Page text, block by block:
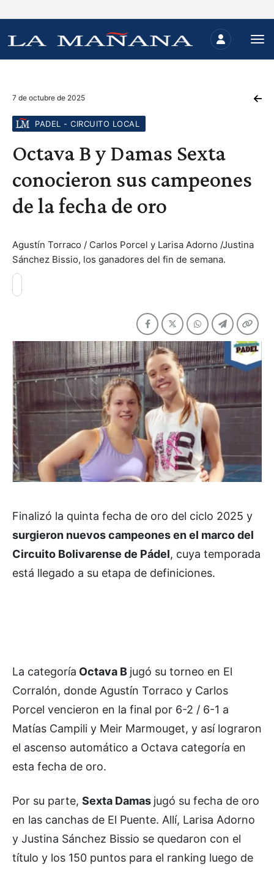
7 de octubre de 2025
PADEL - CIRCUITO LOCAL
Octava B y Damas Sexta
conocieron sus campeones
de la fecha de oro
Agustín Torraco / Carlos Porcel y Larisa Adorno /Justina
Sánchez Bissio, los ganadores del fin de semana.
Finalizó la quinta fecha de oro del ciclo 2025 y
surgieron nuevos campeones en el marco del
Circuito Bolivarense de Pádel, cuya temporada
está llegado a su etapa de definiciones.
La categoría Octava B jugó su torneo en El
Corralón, donde Agustín Torraco y Carlos
Porcel vencieron en la final por 6-2 / 6-1 a
Matías Campili y Meir Marmouget, y así lograron
el ascenso automático a Octava categoría en
esta fecha de oro.
Por su parte, Sexta Damas jugó su fecha de oro
en las canchas de El Puente. Allí, Larisa Adorno
y Justina Sánchez Bissio se quedaron con el
título y los 150 puntos para el ranking luego de